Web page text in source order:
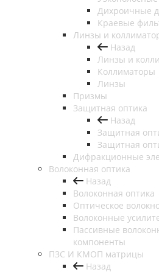
Дихроичные
Краевые
Линзы и
Назад
Линзы и
Коллиматоры
Линзы
Призмы
Защитная оптика
Назад
Защитная
Защитная
Дифракционные
Волоконная оптика
Назад
Волоконная оптика
Оптическое
Волоконные
Пассивные
компоненты
ПЗС И КМОП матрицы
Назад